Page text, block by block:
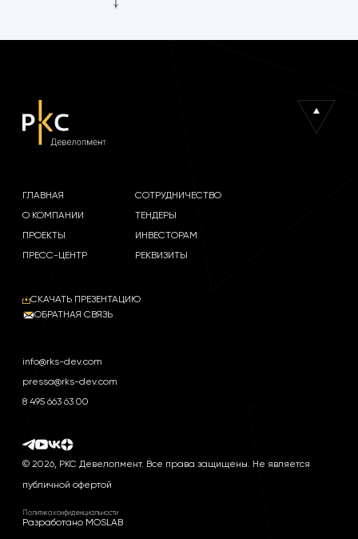
ГЛАВНАЯ
О КОМПАНИИ
ПРОЕКТЫ
ПРЕСС-ЦЕНТР
СОТРУДНИЧЕСТВО
ТЕНДЕРЫ
ИНВЕСТОРАМ
РЕКВИЗИТЫ
ОБРАТНАЯ СВЯЗЬ
СКАЧАТЬ ПРЕЗЕНТАЦИЮ
info@rks-dev.com
pressa@rks-dev.com
8 495 663 63 00
© 2026, РКС Девелопмент. Все права защищены. Не является
публичной офертой
Политика конфиденциальности
Разработано MOSLAB